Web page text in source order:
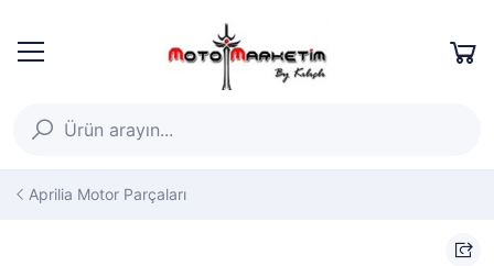
Aprilia Motor Parçaları